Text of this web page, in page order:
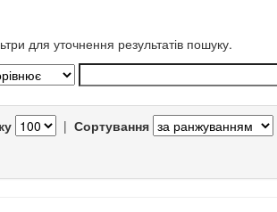
для уточнення результатів пошуку.
| Сортування